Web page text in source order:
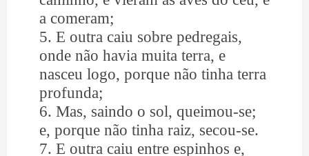
a comeram;
5. E outra caiu sobre pedregais,
onde não havia muita terra, e
nasceu logo, porque não tinha terra
profunda;
6. Mas, saindo o sol, queimou-se;
e, porque não tinha raiz, secou-se.
7. E outra caiu entre espinhos e,